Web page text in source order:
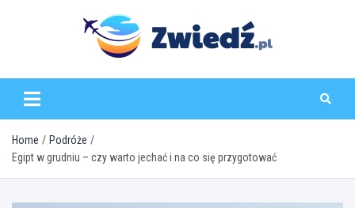
zwiedz.pl
Home
Podróże
Egipt w grudniu – czy warto jechać i na co się przygotować